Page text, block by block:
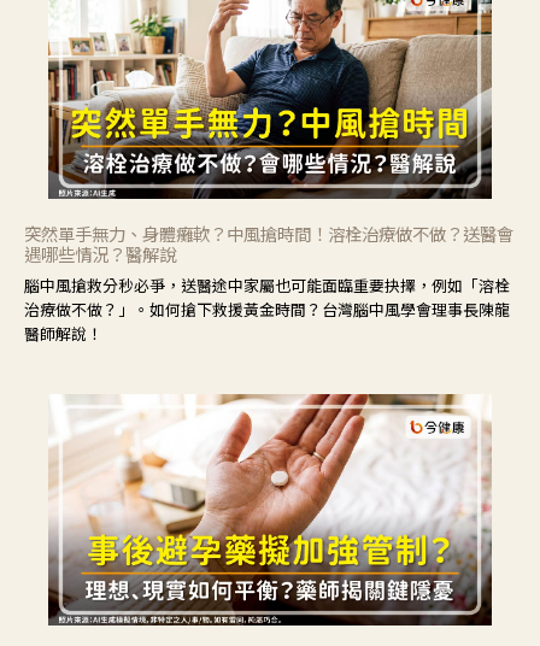
突然單手無力、身體癱軟？中風搶時間！溶栓治療做不做？送醫會
遇哪些情況？醫解說
腦中風搶救分秒必爭，送醫途中家屬也可能面臨重要抉擇，例如「溶栓
治療做不做？」。如何搶下救援黃金時間？台灣腦中風學會理事長陳龍
醫師解說！